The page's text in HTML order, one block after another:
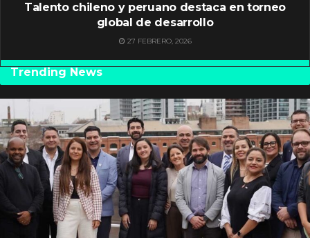
Talento chileno y peruano destaca en torneo
global de desarrollo
27 FEBRERO, 2026
Trending News